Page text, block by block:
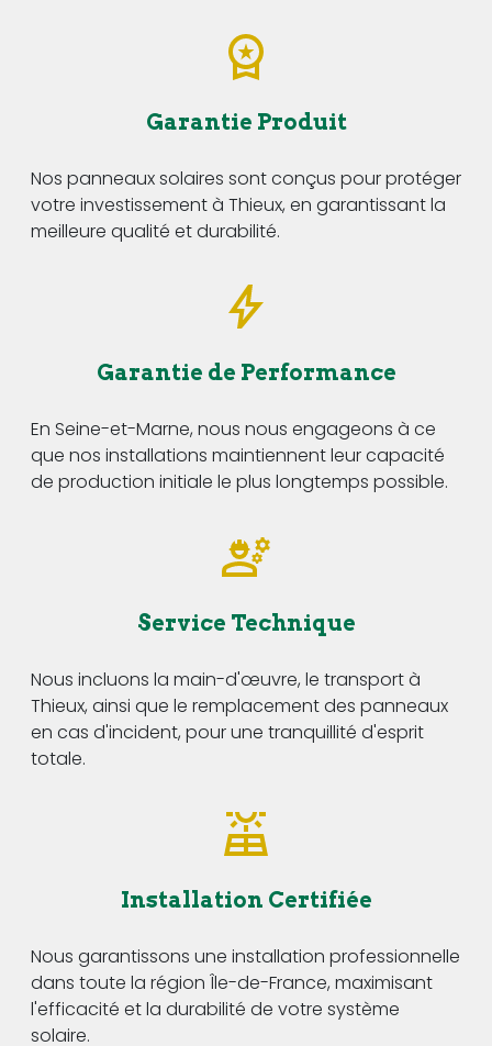
Garantie Produit
Nos panneaux solaires sont conçus pour protéger
votre investissement à Thieux, en garantissant la
meilleure qualité et durabilité.
Garantie de Performance
En Seine-et-Marne, nous nous engageons à ce
que nos installations maintiennent leur capacité
de production initiale le plus longtemps possible.
Service Technique
Nous incluons la main-d'œuvre, le transport à
Thieux, ainsi que le remplacement des panneaux
en cas d'incident, pour une tranquillité d'esprit
totale.
Installation Certifiée
Nous garantissons une installation professionnelle
dans toute la région Île-de-France, maximisant
l'efficacité et la durabilité de votre système
solaire.